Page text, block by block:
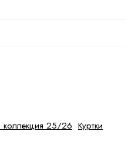
коллекция 25/26 Куртки